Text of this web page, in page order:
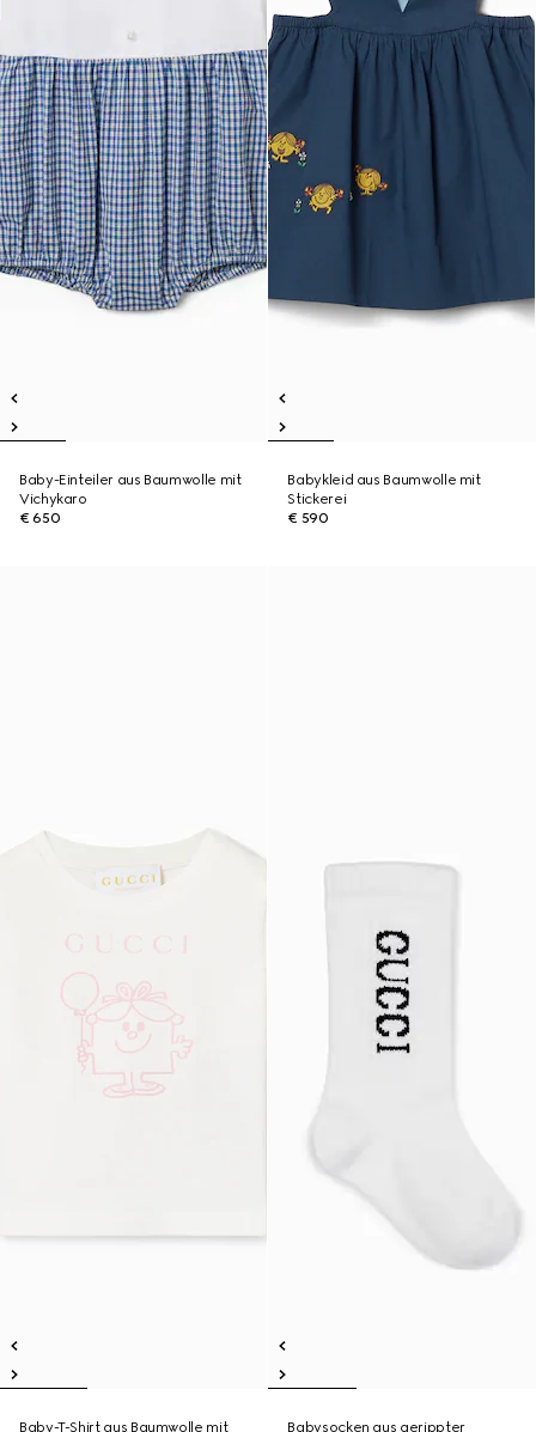
Baby-Einteiler aus Baumwolle mit
Vichykaro
€ 650
Babykleid aus Baumwolle mit
Stickerei
€ 590
Baby-T-Shirt aus Baumwolle mit Babysocken aus gerippter